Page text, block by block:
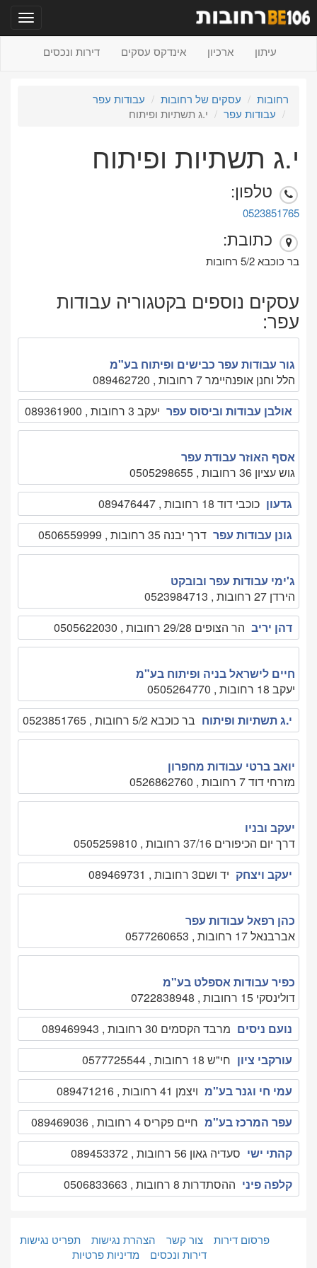
עיתון ארכיון אינדקס עסקים דירות ונכסים
רחובות עסקים של רחובות
עבודות עפר
עבודות עפר
י.ג תשתיות ופיתוח
י.ג תשתיות ופיתוח
טלפון:
0523851765
כתובת:
בר כוכבא 5/2 רחובות
עסקים נוספים בקטגוריה עבודות
עפר:
גור עבודות עפר כבישים ופיתוח בע"מ
הלל וחנן אופנהיימר 7 רחובות , 089462720
אולבן עבודות וביסוס עפר יעקב 3 רחובות , 089361900
אסף האוזר עבודת עפר
גוש עציון 36 רחובות , 0505298655
גדעון כוכבי דוד 18 רחובות , 089476447
גונן עבודות עפר דרך יבנה 35 רחובות , 0506559999
ג'ימי עבודות עפר ובובקט
הירדן 27 רחובות , 0523984713
דהן יריב הר הצופים 29/28 רחובות , 0505622030
חיים לישראל בניה ופיתוח בע"מ
יעקב 18 רחובות , 0505264770
י.ג תשתיות ופיתוח בר כוכבא 5/2 רחובות , 0523851765
יואב ברטי עבודות מחפרון
מזרחי דוד 7 רחובות , 0526862760
יעקב ובניו
דרך יום הכיפורים 37/16 רחובות , 0505259810
יעקב ויצחק יד ושם3 רחובות , 089469731
כהן רפאל עבודות עפר
אברבנאל 17 רחובות , 0577260653
כפיר עבודות אספלט בע"מ
דולינסקי 15 רחובות , 0722838948
נועם ניסים מרבד הקסמים 30 רחובות , 089469943
עורקבי ציון חי"ש 18 רחובות , 0577725544
עמי חי וגנר בע"מ ויצמן 41 רחובות , 089471216
עפר המרכז בע"מ חיים פקריס 4 רחובות , 089469036
קהתי ישי סעדיה גאון 56 רחובות , 089453372
קלפה פיני ההסתדרות 8 רחובות , 0506833663
פרסום דירות צור קשר הצהרת נגישות
תפריט נגישות
דירות ונכסים
מדיניות פרטיות